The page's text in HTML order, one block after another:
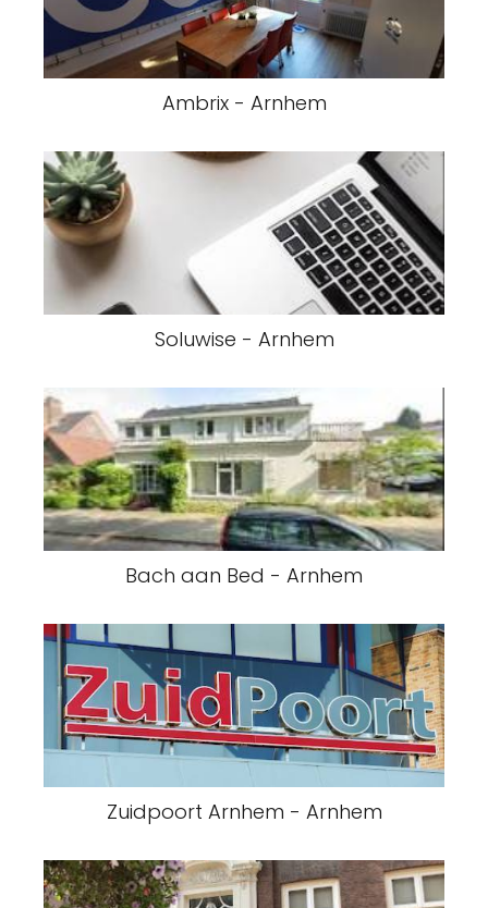
Ambrix - Arnhem
Soluwise - Arnhem
Bach aan Bed - Arnhem
Zuidpoort Arnhem - Arnhem